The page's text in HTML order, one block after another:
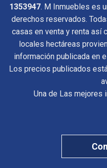
1353947. M Inmuebles es
derechos reservados.
casas en venta y renta así
locales hectáreas
información publicada en
Los precios publicados
Una de Las mejores